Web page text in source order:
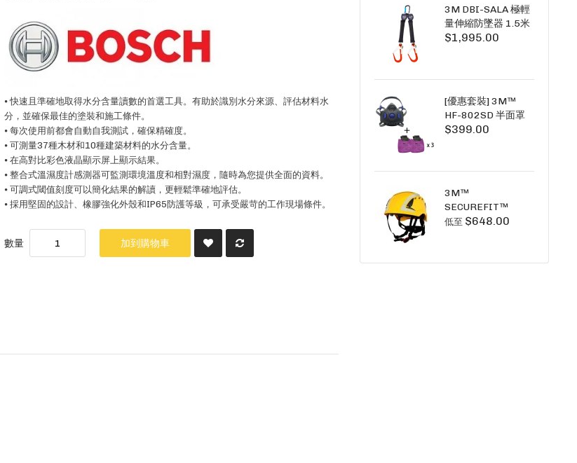
⦁ 快速且準確地取得水分含量讀數的首選工具。有助於識別水分來源、評估材料水
分，並確保最佳的塗裝和施工條件。
⦁ 每次使用前都會自動自我測試，確保精確度。
⦁ 可測量37種木材和10種建築材料的水分含量。
⦁ 在高對比彩色液晶顯示屏上顯示結果。
⦁ 整合式溫濕度計感測器可監測環境溫度和相對濕度，隨時為您提供全面的資料。
⦁ 可調式閾值刻度可以簡化結果的解讀，更輕鬆準確地評估。
⦁ 採用堅固的設計、橡膠強化外殼和IP65防護等級，可承受嚴苛的工作現場條件。
數量 加到購物車
3M DBI-SALA 極輕
量伸縮防墜器 1.5米
(雙鉤) 3101754
TWINS
$1,995.00
[優惠套裝] 3M™
HF-802SD 半面罩
式呼吸防護面具 +
SECURE CLICK HF-
系列
$399.00
3M™
SECUREFIT™
X5000系列 透氣安
低至 $648.00